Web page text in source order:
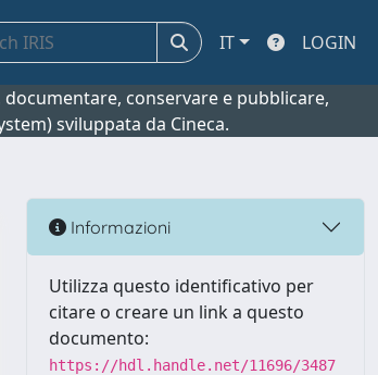
IT LOGIN
conservare e pubblicare,
sviluppata da Cineca.
Informazioni
Utilizza questo identificativo per
citare o creare un link a questo
documento:
https://hdl.handle.net/11696/3487